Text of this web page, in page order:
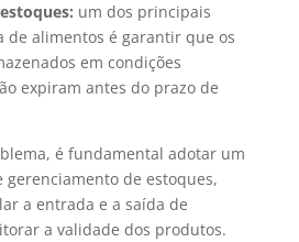
um dos principais
de alimentos é garantir que os
em condições
expiram antes do prazo de
é fundamental adotar um
gerenciamento de estoques,
a entrada e a saída de
a validade dos produtos.